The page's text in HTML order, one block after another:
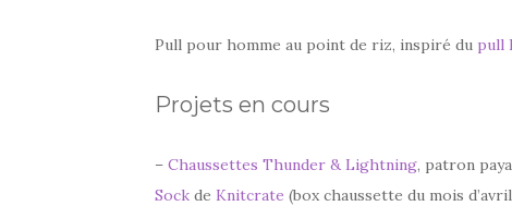
Pull pour homme au point de riz, inspiré du pull
Projets en cours
– Chaussettes Thunder & Lightning, patron
Sock de Knitcrate (box chaussette du mois